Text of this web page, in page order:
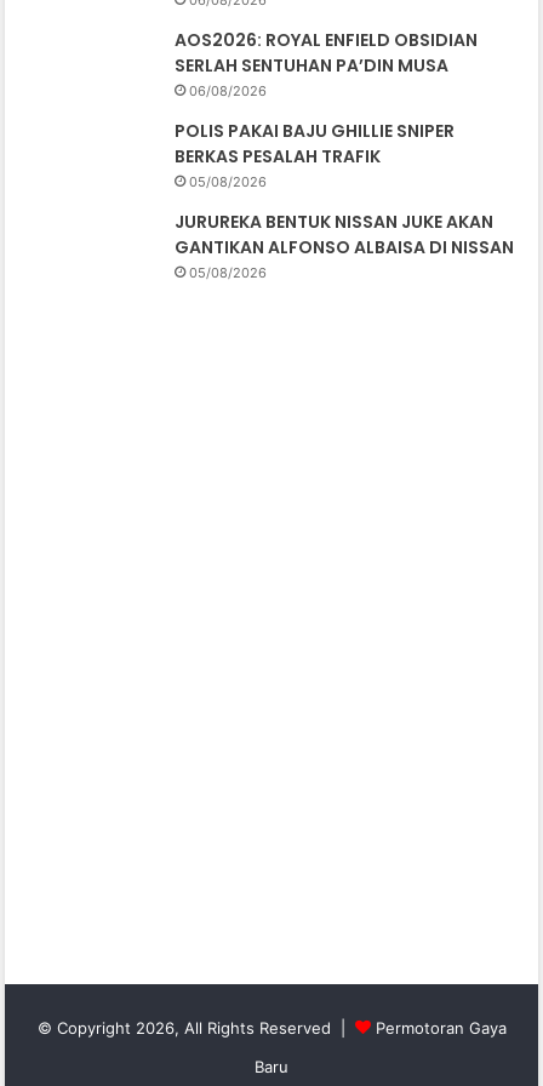
AOS2026: ROYAL ENFIELD OBSIDIAN
SERLAH SENTUHAN PA’DIN MUSA
06/08/2026
POLIS PAKAI BAJU GHILLIE SNIPER
BERKAS PESALAH TRAFIK
05/08/2026
JURUREKA BENTUK NISSAN JUKE AKAN
GANTIKAN ALFONSO ALBAISA DI NISSAN
05/08/2026
© Copyright 2026, All Rights Reserved |
Permotoran Gaya
Baru